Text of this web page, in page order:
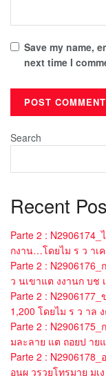
Save my name,
next time I
Search
Recent
Parte 2 :
กงาน…โดยไม ร ว าเ
Parte 2 :
ว นเขาแต งงานก บช
Parte 2 :
1,200 โดยไม ร ว าล
Parte 2 :
มละลาย แต ถอยป าย
Parte 2 :
อนผ วรวยโทรมาย ม